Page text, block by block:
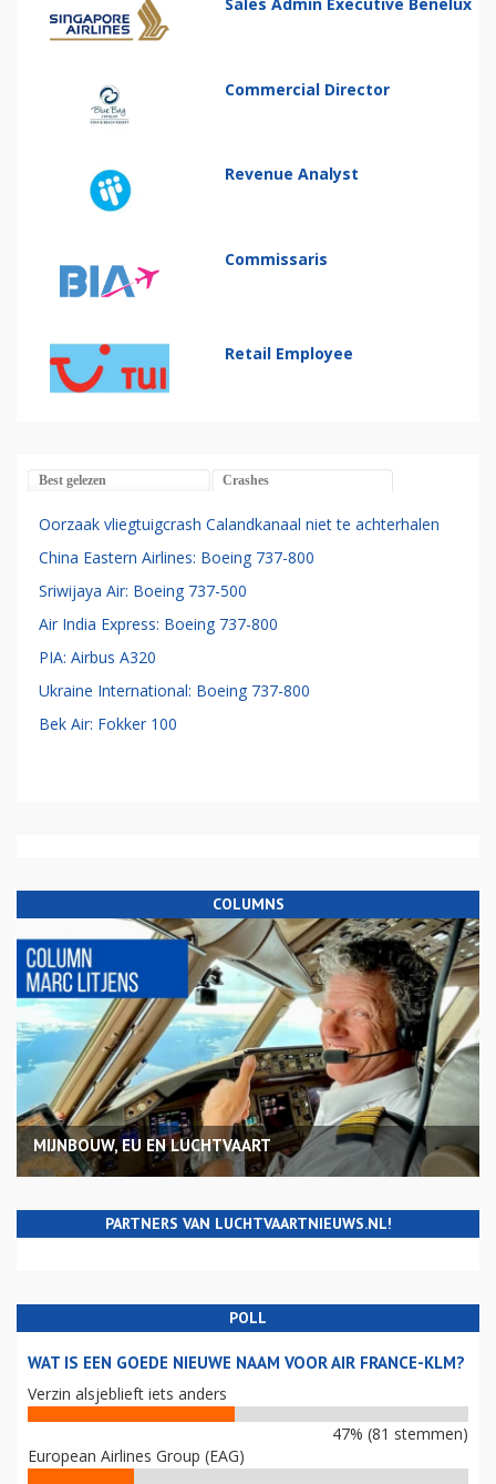
Commercial Director
Revenue Analyst
Commissaris
Retail Employee
Best gelezen Crashes
Oorzaak vliegtuigcrash Calandkanaal niet te achterhalen
China Eastern Airlines: Boeing 737-800
Sriwijaya Air: Boeing 737-500
Air India Express: Boeing 737-800
PIA: Airbus A320
Ukraine International: Boeing 737-800
Bek Air: Fokker 100
COLUMNS
MIJNBOUW, EU EN LUCHTVAART
PARTNERS VAN LUCHTVAARTNIEUWS.NL!
POLL
WAT IS EEN GOEDE NIEUWE NAAM VOOR AIR FRANCE-KLM?
Verzin alsjeblieft iets anders
47% (81 stemmen)
European Airlines Group (EAG)